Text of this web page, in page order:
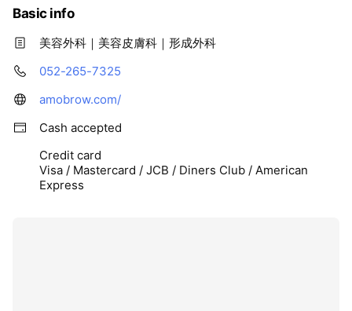
Basic info
美容外科｜美容皮膚科｜形成外科
052-265-7325
amobrow.com/
Cash accepted
Credit card
Visa / Mastercard / JCB / Diners Club / American
Express